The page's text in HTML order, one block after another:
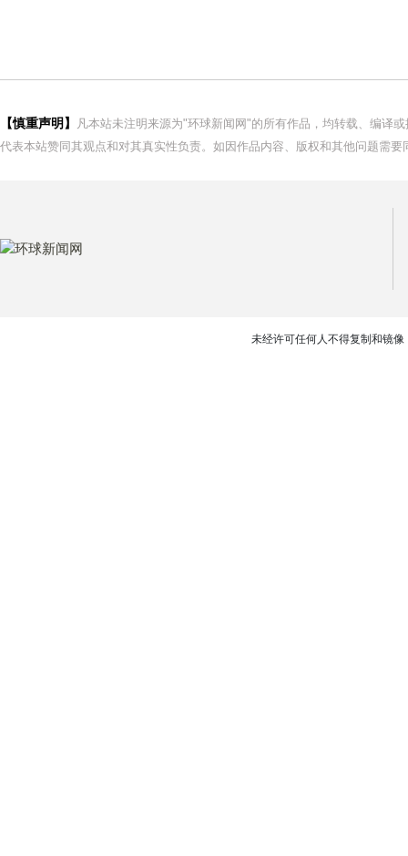
【慎重声明】
凡本站未注明来源为"环球新闻网"的所有作品，均转载、编译
代表本站赞同其观点和对其真实性负责。如因作品内容、版权和其他问题需
未经许可任何人不得复制和镜